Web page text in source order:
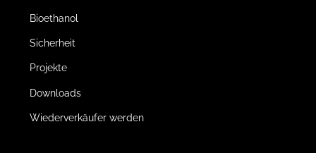
Bioethanol
Sicherheit
Projekte
Downloads
Wiederverkäufer werden